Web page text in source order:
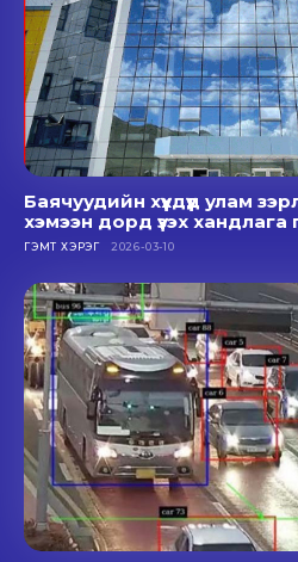
Баячуудийн хүүхдүүд улам
хэмээн дорд үзэх хандлага
ГЭМТ ХЭРЭГ 2026-03-10